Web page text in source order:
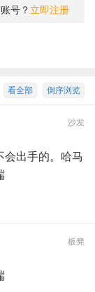
号？ 立即注册
倒序浏览
看全部
沙发
会出手的。哈马
板凳